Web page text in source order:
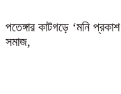
পতেঙ্গার কাটগড়ে ‘মনি
সমাজ,